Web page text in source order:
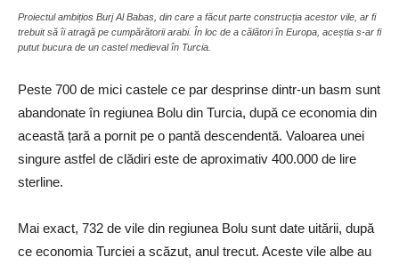
Proiectul ambițios Burj Al Babas, din care a făcut parte construcția acestor vile, ar fi
trebuit să îi atragă pe cumpărătorii arabi. În loc de a călători în Europa, aceștia s-ar fi
putut bucura de un castel medieval în Turcia.
Peste 700 de mici castele ce par desprinse dintr-un basm sunt
abandonate în regiunea Bolu din Turcia, după ce economia din
această țară a pornit pe o pantă descendentă. Valoarea unei
singure astfel de clădiri este de aproximativ 400.000 de lire
sterline.
Mai exact, 732 de vile din regiunea Bolu sunt date uitării, după
ce economia Turciei a scăzut, anul trecut. Aceste vile albe au